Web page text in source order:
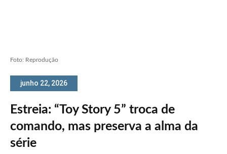
Foto: Reprodução
junho 22, 2026
Estreia: “Toy Story 5” troca de
comando, mas preserva a alma da
série